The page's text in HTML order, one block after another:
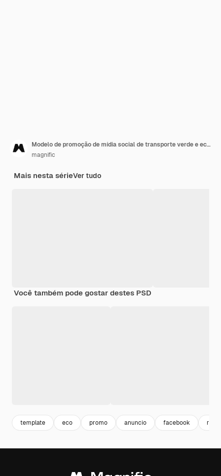
Modelo de promoção de mídia social de transporte verde e ecológico
magnific
Mais nesta sérieVer tudo
Você também pode gostar destes PSD
template eco promo anuncio facebook